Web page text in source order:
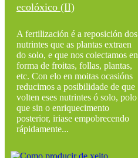
ecolóxico (II)
A fertilización é a reposición dos
nutrintes que as plantas extraen
do solo, e que nos colectamos en
forma de froitas, follas, plantas,
etc. Con elo en moitas ocasións
reducimos a posibilidade de que
volten eses nutrintes ó solo, polo
que sin o enriquecimento
posterior, iriase empobrecendo
rápidamente...